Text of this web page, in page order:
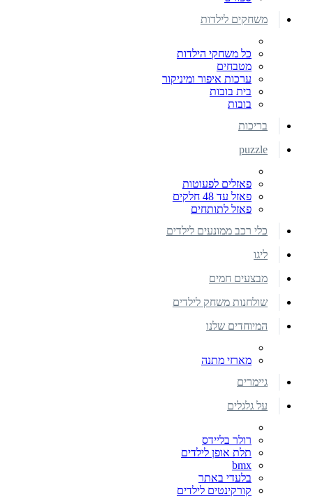
משחקים לילדות
כל משחקי הילדות
מטבחים
ערכות איפור ומיניקור
בית בובות
בובות
בריכות
puzzle
פאזלים לפעוטות
פאזל עד 48 חלקים
פאזל לתותחים
כלי רכב ממונעים לילדים
ליגו
מבצעים חמים
שולחנות משחק לילדים
המיוחדים שלנו
מארזי מתנה
גיימרים
על גלגלים
רולר בליידס
תלת אופן לילדים
bmx
בלעדי באתר
קורקינטים לילדים